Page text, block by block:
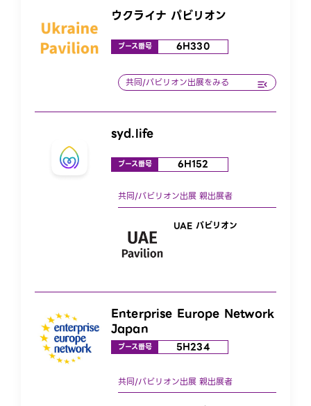
ウクライナ パビリオン
ブース番号 6H330
syd.life
ブース番号 6H152
UAE パビリオン
Enterprise Europe Network
Japan
ブース番号 5H234